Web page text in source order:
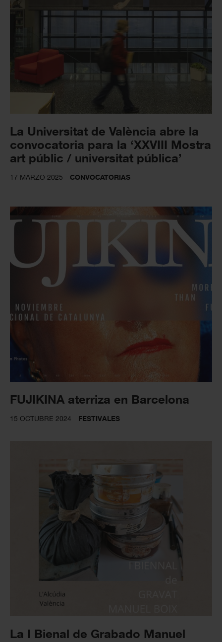
La Universitat de València abre la
convocatoria para la ‘XXVIII Mostra
art públic / universitat pública’
17 MARZO 2025 CONVOCATORIAS
FUJIKINA aterriza en Barcelona
15 OCTUBRE 2024 FESTIVALES
La I Bienal de Grabado Manuel